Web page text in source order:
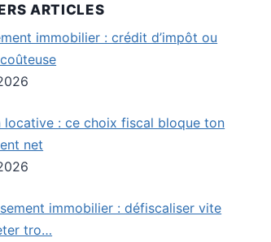
ARTICLES
immobilier : crédit d’impôt ou
locative : ce choix fiscal bloque ton
net
immobilier : défiscaliser vite
tro…